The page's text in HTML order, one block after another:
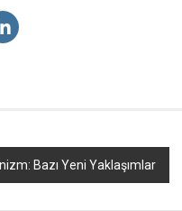
Bazı Yeni Yaklaşımlar